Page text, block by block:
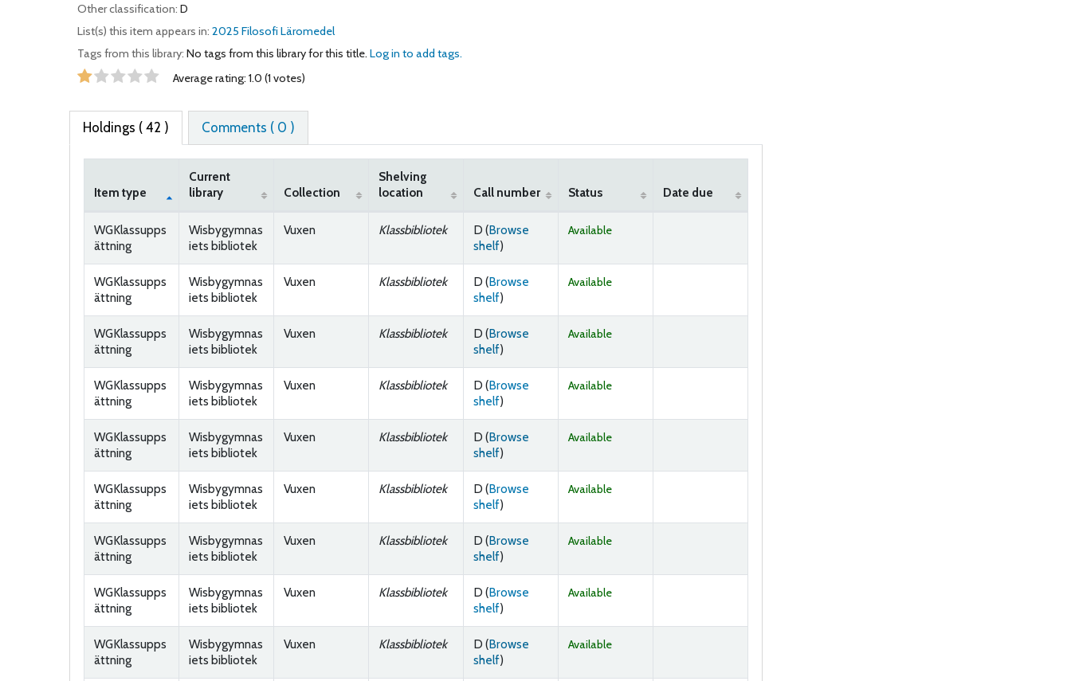
Other classification: D
List(s) this item appears in: 2025 Filosofi Läromedel
Tags from this library: No tags from this library for this title. Log in to add tags.
Star ratings Average rating: 1.0 (1 votes)
Holdings ( 42 ) Comments ( 0 )
Holdings
Item type
Current
library
Collection
Shelving
location
Call number Status Date due
WGKlassupps
ättning
Wisbygymnas
iets bibliotek
Vuxen Klassbibliotek D (Browse
shelf(Opens below)
)
Available
WGKlassupps
ättning
Wisbygymnas
iets bibliotek
Vuxen Klassbibliotek D (Browse
shelf(Opens below)
)
Available
WGKlassupps
ättning
Wisbygymnas
iets bibliotek
Vuxen Klassbibliotek D (Browse
shelf(Opens below)
)
Available
WGKlassupps
ättning
Wisbygymnas
iets bibliotek
Vuxen Klassbibliotek D (Browse
shelf(Opens below)
)
Available
WGKlassupps
ättning
Wisbygymnas
iets bibliotek
Vuxen Klassbibliotek D (Browse
shelf(Opens below)
)
Available
WGKlassupps
ättning
Wisbygymnas
iets bibliotek
Vuxen Klassbibliotek D (Browse
shelf(Opens below)
)
Available
WGKlassupps
ättning
Wisbygymnas
iets bibliotek
Vuxen Klassbibliotek D (Browse
shelf(Opens below)
)
Available
WGKlassupps
ättning
Wisbygymnas
iets bibliotek
Vuxen Klassbibliotek D (Browse
shelf(Opens below)
)
Available
WGKlassupps
ättning
Wisbygymnas
iets bibliotek
Vuxen Klassbibliotek D (Browse
shelf(Opens below)
)
Available